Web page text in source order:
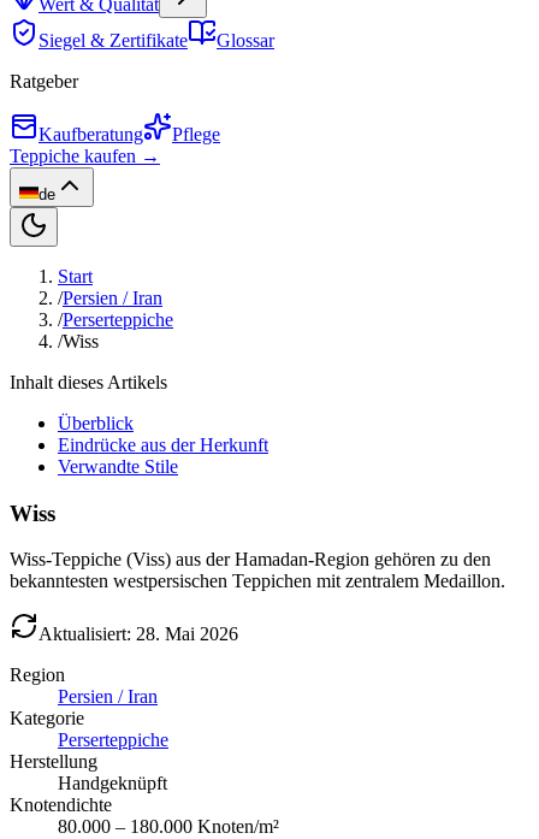
Wert & Qualität
Siegel & Zertifikate
Glossar
Ratgeber
Kaufberatung
Pflege
Teppiche kaufen →
de
Start
/Persien / Iran
/Perserteppiche
/Wiss
Inhalt dieses Artikels
Überblick
Eindrücke aus der Herkunft
Verwandte Stile
Wiss
Wiss-Teppiche (Viss) aus der Hamadan-Region gehören zu den
bekanntesten westpersischen Teppichen mit zentralem Medaillon.
Aktualisiert: 28. Mai 2026
Region
Persien / Iran
Kategorie
Perserteppiche
Herstellung
Handgeknüpft
Knotendichte
80.000 – 180.000 Knoten/m²